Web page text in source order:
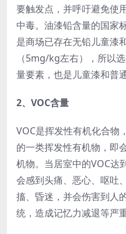
要触发点，并呼吁避免使
中毒。油漆铅含量的国家
是商场已存在无铅儿童漆
（5mg/kg左右），所以
量要素，也是儿童漆和普
2、VOC含量
VOC是挥发性有机化合物
的一类挥发性有机物，即
机物。当居室中的VOC达
会感到头痛、恶心、呕吐
搐、昏迷，并会伤害到人
统，造成记忆力减退等严重